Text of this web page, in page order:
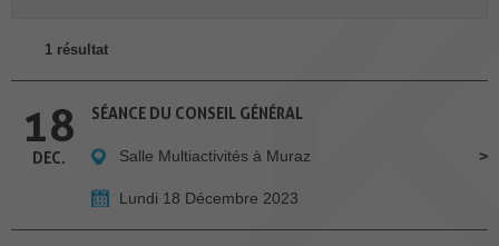
1 résultat
18
DEC.
SÉANCE DU CONSEIL GÉNÉRAL
Salle Multiactivités à Muraz
Lundi 18 Décembre 2023